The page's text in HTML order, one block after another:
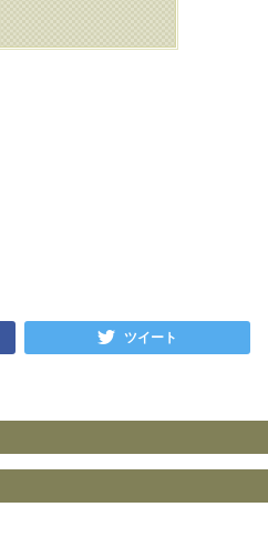
ツイート